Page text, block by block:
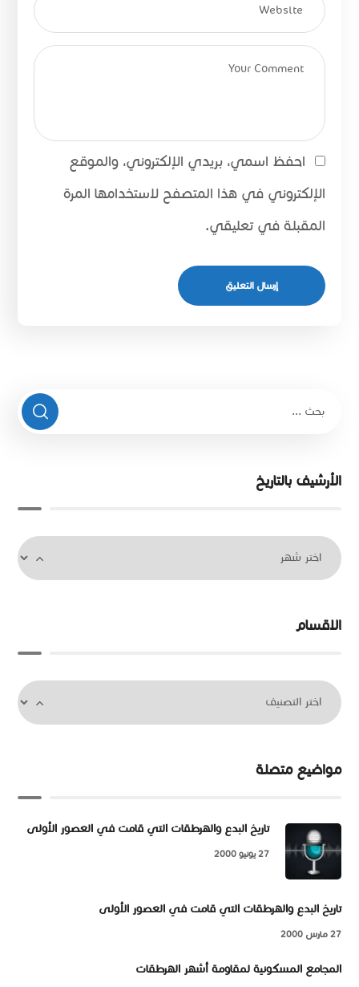
احفظ اسمي، بريدي الإلكتروني، والموقع
الإلكتروني في هذا المتصفح لاستخدامها المرة
المقبلة في تعليقي.
الأرشيف بالتاريخ
الاقسام
مواضيع متصلة
تاريخ البدع والهرطقات التي قامت في العصور الأولى
27 يونيو 2000
تاريخ البدع والهرطقات التي قامت في العصور الأولى
27 مارس 2000
المجامع المسكونية لمقاومة أشهر الهرطقات